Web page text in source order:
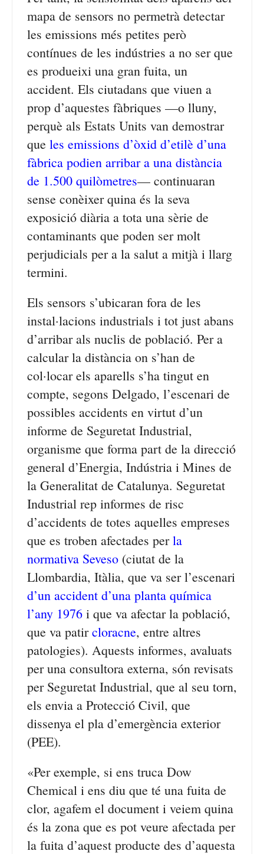
mapa de sensors no permetrà detectar
les emissions més petites però
contínues de les indústries a no ser que
es produeixi una gran fuita, un
accident. Els ciutadans que viuen a
prop d’aquestes fàbriques —o lluny,
perquè als Estats Units van demostrar
que les emissions d’òxid d’etilè d’una
fàbrica podien arribar a una distància
de 1.500 quilòmetres— continuaran
sense conèixer quina és la seva
exposició diària a tota una sèrie de
contaminants que poden ser molt
perjudicials per a la salut a mitjà i llarg
termini.
Els sensors s’ubicaran fora de les
instal·lacions industrials i tot just abans
d’arribar als nuclis de població. Per a
calcular la distància on s’han de
col·locar els aparells s’ha tingut en
compte, segons Delgado, l’escenari de
possibles accidents en virtut d’un
informe de Seguretat Industrial,
organisme que forma part de la direcció
general d’Energia, Indústria i Mines de
la Generalitat de Catalunya. Seguretat
Industrial rep informes de risc
d’accidents de totes aquelles empreses
que es troben afectades perla
normativa Seveso (ciutat de la
Llombardia, Itàlia, que va ser l’escenari
d’un accident d’una planta química
l’any 1976 i que va afectar la població,
que va patircloracne, entre altres
patologies). Aquests informes, avaluats
per una consultora externa, són revisats
per Seguretat Industrial, que al seu torn,
els envia a Protecció Civil, que
dissenya el pla d’emergència exterior
(PEE).
«Per exemple, si ens truca Dow
Chemical i ens diu que té una fuita de
clor, agafem el document i veiem quina
és la zona que es pot veure afectada per
la fuita d’aquest producte des d’aquesta